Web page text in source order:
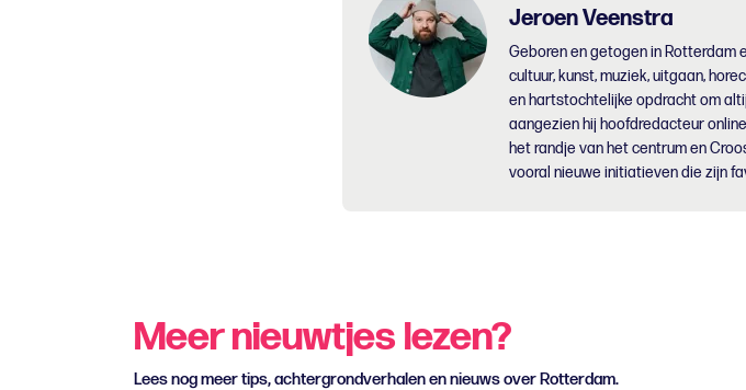
JeroenVeenstra
Geboren en getogen in Rotterdam
cultuur, kunst, muziek, uitgaan,
en hartstochtelijke opdracht om
aangezien hij hoofdredacteur
het randje van het centrum en
vooral nieuwe initiatieven die zijn
Meer nieuwtjes lezen?
Lees nog meer tips, achtergrondverhalen en nieuws over Rotterdam.